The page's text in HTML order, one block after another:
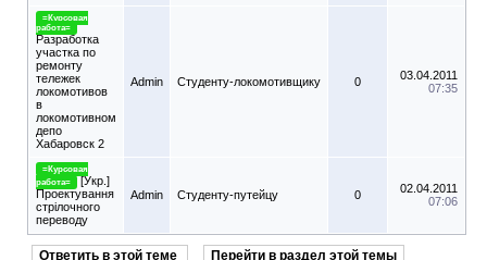
=Курсовая
работа=
Разработка
участка по
ремонту
тележек
локомотивов
в
локомотивном
депо
Хабаровск 2
Admin Студенту-локомотивщику 0
03.04.2011
07:35
=Курсовая
работа=
[Укр.]
Проектування
стрілочного
переводу
Admin Студенту-путeйцу 0
02.04.2011
07:06
Ответить в этой теме
Перейти в раздел этой темы